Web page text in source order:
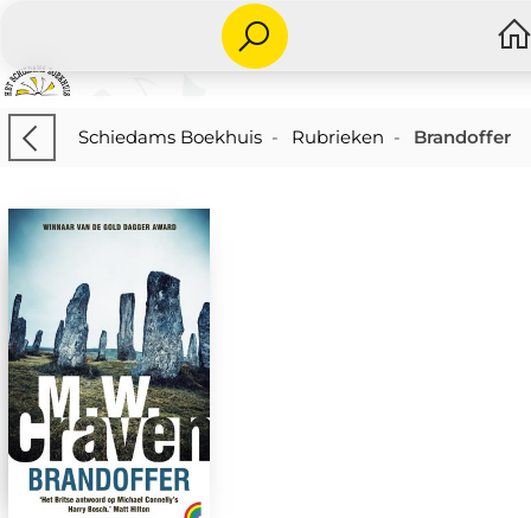
Schiedams Boekhuis- Rubrieken - Brandoffer